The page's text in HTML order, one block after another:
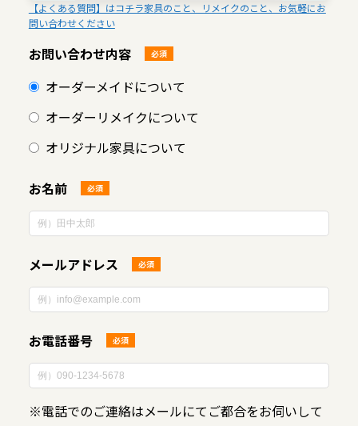
【よくある質問】はコチラ家具のこと、リメイクのこと、お気軽にお
問い合わせください
お問い合わせ内容 必須
オーダーメイドについて
オーダーリメイクについて
オリジナル家具について
お名前 必須
メールアドレス 必須
お電話番号 必須
※電話でのご連絡はメールにてご都合をお伺いして